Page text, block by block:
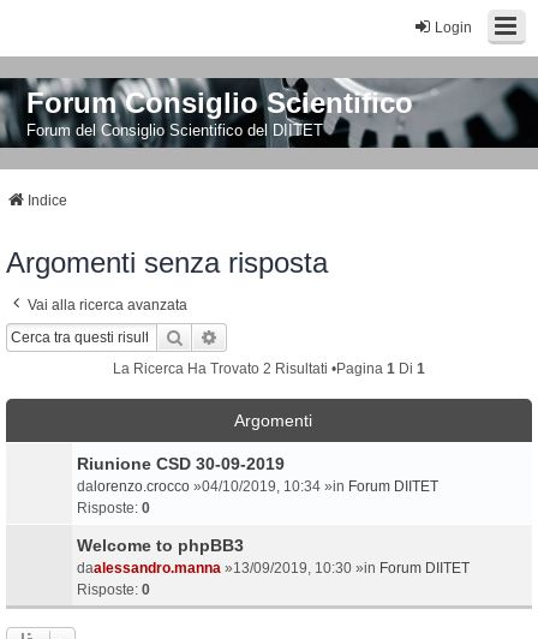
Login
Forum Consiglio Scientifico
Forum del Consiglio Scientifico del DIITET
Indice
Argomenti senza risposta
Vai alla ricerca avanzata
Cerca
La Ricerca Ha Trovato 2 Risultati •Pagina 1 Di 1
Argomenti
Riunione CSD 30-09-2019
da lorenzo.crocco »04/10/2019, 10:34 »in Forum DIITET
Risposte: 0
Welcome to phpBB3
daalessandro.manna »13/09/2019, 10:30 »in Forum DIITET
Risposte: 0